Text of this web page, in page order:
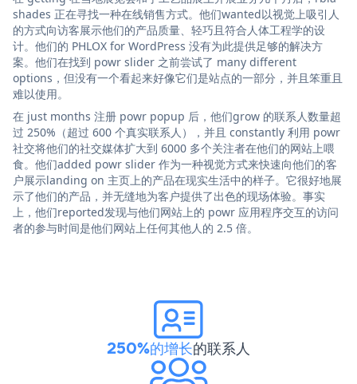
shades 正在寻找一种在线销售方式。他们wanted以视觉上吸引人
的方式向访客展示他们的产品质量、轻巧且符合人体工程学的设
计。他们的 PHLOX for WordPress 没有为此提供足够的解决方
案。他们在找到 powr slider 之前尝试了 many different
options，但没有一个看起来好像它们是站点的一部分，并且笨重且
难以使用。
在 just months 注册 powr popup 后，他们grow 的联系人数量超
过 250%（超过 600 个真实联系人），并且 constantly 利用 powr
社交将他们的社交媒体扩大到 6000 多个关注者在他们的网站上喂
食。他们added powr slider 作为一种视觉方式来快速向他们的客
户展示landing on 主页上的产品在现实生活中的样子。它很好地展
示了他们的产品，并无缝地为客户提供了出色的现场体验。事实
上，他们reported发现与他们网站上的 powr 应用程序交互的访问
者的参与时间是他们网站上任何其他人的 2.5 倍。
250%的增长的联系人